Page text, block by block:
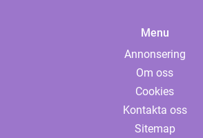
Menu
Annonsering
Om oss
Cookies
Kontakta oss
Sitemap